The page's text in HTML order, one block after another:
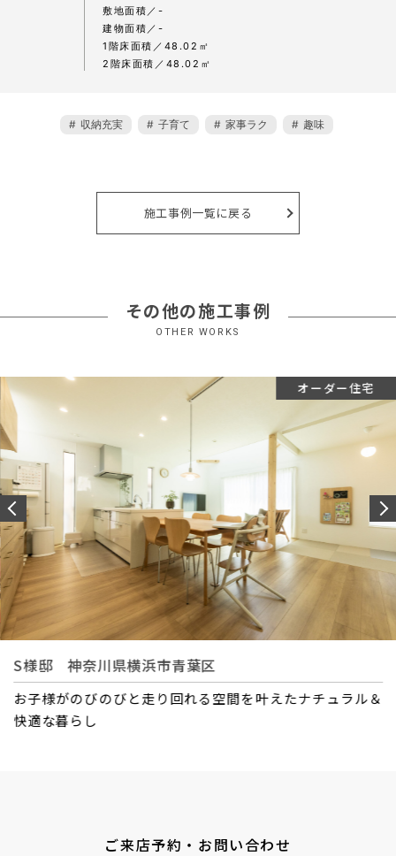
敷地面積
-
建物面積
-
1階床面積
48.02㎡
2階床面積
48.02㎡
収納充実 子育て 家事ラク 趣味
施工事例一覧に戻る
その他の施工事例
OTHER WORKS
オーダー住宅
S様邸 神奈川県横浜市青葉区
お子様がのびのびと走り回れる空間を叶えたナチュラル＆
快適な暮らし
ご来店予約・お問い合わせ